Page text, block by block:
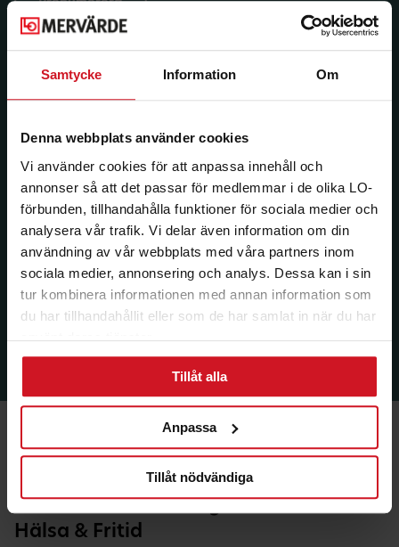
Samtycke Information Om
Denna webbplats använder cookies
Vi använder cookies för att anpassa innehåll och
annonser så att det passar för medlemmar i de olika LO-
förbunden, tillhandahålla funktioner för sociala medier och
analysera vår trafik. Vi delar även information om din
användning av vår webbplats med våra partners inom
sociala medier, annonsering och analys. Dessa kan i sin
tur kombinera informationen med annan information som
du har tillhandahållit eller som de har samlat in när du har
använt deras tjänster.
Tillåt alla
Anpassa
Tillåt nödvändiga
Ekonomi & Försäkring
Hälsa & Fritid